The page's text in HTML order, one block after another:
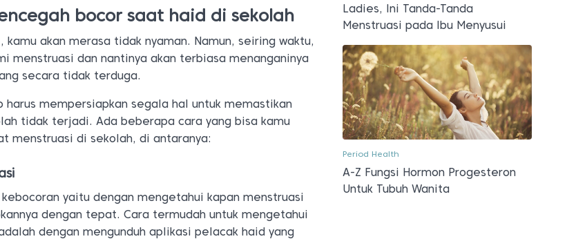
bocor saat haid di sekolah
akan merasa tidak nyaman. Namun, seiring waktu,
menstruasi dan nantinya akan terbiasa menanganinya
secara tidak terduga.
mempersiapkan segala hal untuk memastikan
tidak terjadi. Ada beberapa cara yang bisa kamu
menstruasi di sekolah, di antaranya:
yaitu dengan mengetahui kapan menstruasi
dengan tepat. Cara termudah untuk mengetahui
dengan mengunduh aplikasi pelacak haid yang
Ladies, Ini Tanda-Tanda
Menstruasi pada Ibu Menyusui
Period Health
A-Z Fungsi Hormon Progesteron
Untuk Tubuh Wanita